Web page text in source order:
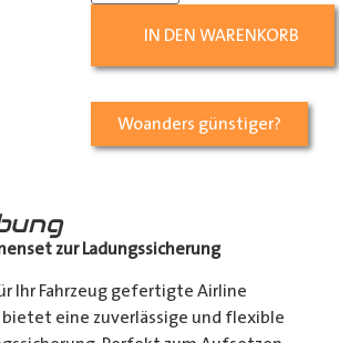
IN DEN WARENKORB
Woanders günstiger?
zur Ladungssicherung
Ihr Fahrzeug gefertigte Airline
eine zuverlässige und flexible